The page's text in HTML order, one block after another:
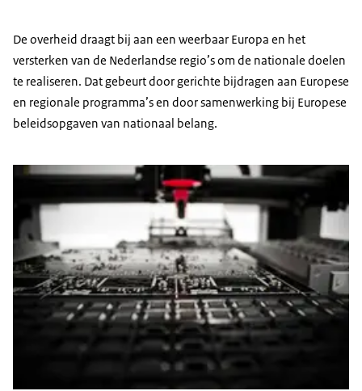
De overheid draagt bij aan een weerbaar Europa en het
versterken van de Nederlandse regio’s om de nationale doelen
te realiseren. Dat gebeurt door gerichte bijdragen aan Europese
en regionale programma’s en door samenwerking bij Europese
beleidsopgaven van nationaal belang.